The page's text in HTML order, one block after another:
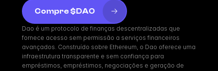
Compre $DAO
Dao é um protocolo de finanças descentralizadas que
fornece acesso sem permissão a serviços financeiros
avançados. Construído sobre Ethereum, o Dao oferece uma
infraestrutura transparente e sem confiança para
empréstimos, empréstimos, negociações e geração de